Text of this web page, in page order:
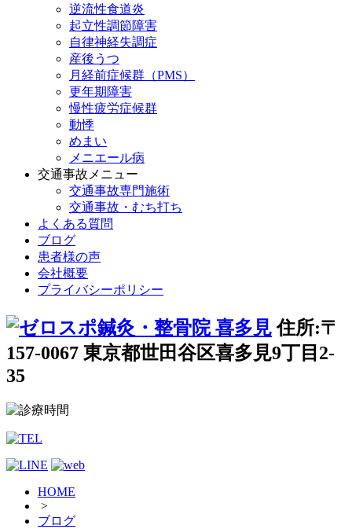
逆流性食道炎
起立性調節障害
自律神経失調症
産後うつ
月経前症候群（PMS）
更年期障害
慢性疲労症候群
動悸
めまい
メニエール病
交通事故メニュー
交通事故専門施術
交通事故・むち打ち
よくある質問
ブログ
患者様の声
会社概要
プライバシーポリシー
住所:〒
157-0067 東京都世田谷区喜多見9丁目2-
35
HOME
>
ブログ